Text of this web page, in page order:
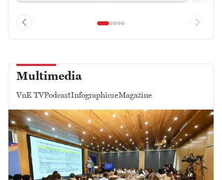
Multimedia
VnE TVPodcastInfographicseMagazine